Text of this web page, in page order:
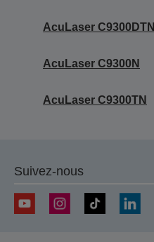
AcuLaser C9300DTN
AcuLaser C9300N
AcuLaser C9300TN
Suivez-nous